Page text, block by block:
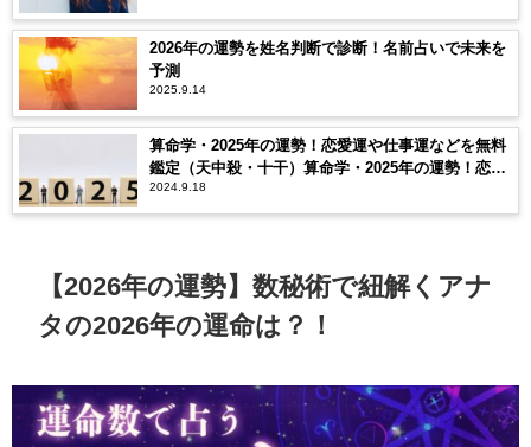
2026年の運勢を姓名判断で診断！名前占いで未来を
予測
2025.9.14
算命学・2025年の運勢！恋愛運や仕事運などを無料
鑑定（天中殺・十干）算命学・2025年の運勢！恋愛
運や仕事運などを無料鑑定（天中殺・十干）
2024.9.18
【2026年の運勢】数秘術で紐解くアナ
タの2026年の運命は？！